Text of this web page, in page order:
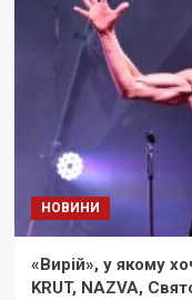
НОВИНИ
«Вирій», у якому
KRUT, NAZVA,